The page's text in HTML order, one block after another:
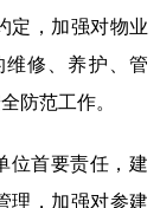
定，加强对物业
修、养护、管
防范工作。
位首要责任，建
理，加强对参建